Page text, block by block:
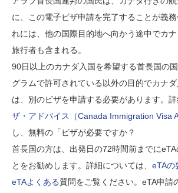
に、この電子ビザ申請を完了することが義
れには、他の国際目的地へ向かう途中でカ
旅行者も含まれる。
90日以上のカナダ入国を希望する首長国の
グラムで許可されている以外の目的でカナ
は、別のビザを申請する必要があります。詳
ザ・アドバイス（Canada Immigration Visa
し、無料の「ビザが必要ですか？
首長国の方は、出発日の72時間前までにeTA
とをお勧めします。詳細については、 eTAの
eTAよくある質問をご覧ください。eTA申請